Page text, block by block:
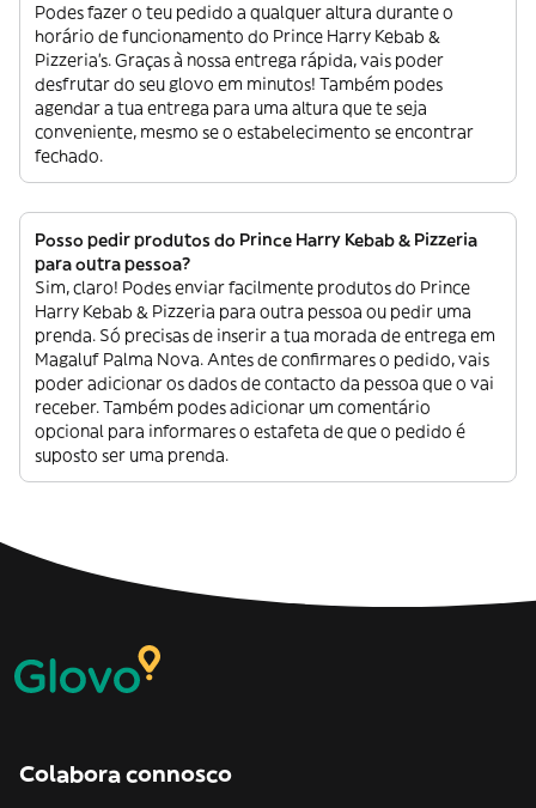
Podes fazer o teu pedido a qualquer altura durante o
horário de funcionamento do Prince Harry Kebab &
Pizzeria’s. Graças à nossa entrega rápida, vais poder
desfrutar do seu glovo em minutos! Também podes
agendar a tua entrega para uma altura que te seja
conveniente, mesmo se o estabelecimento se encontrar
fechado.
Posso pedir produtos do Prince Harry Kebab & Pizzeria
para outra pessoa?
Sim, claro! Podes enviar facilmente produtos do Prince
Harry Kebab & Pizzeria para outra pessoa ou pedir uma
prenda. Só precisas de inserir a tua morada de entrega em
Magaluf Palma Nova. Antes de confirmares o pedido, vais
poder adicionar os dados de contacto da pessoa que o vai
receber. Também podes adicionar um comentário
opcional para informares o estafeta de que o pedido é
suposto ser uma prenda.
Colabora connosco